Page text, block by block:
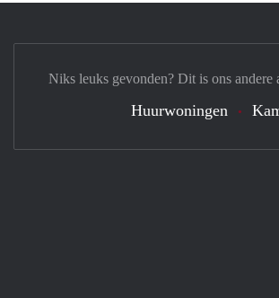
Niks leuks gevonden? Dit is ons andere
Huurwoningen